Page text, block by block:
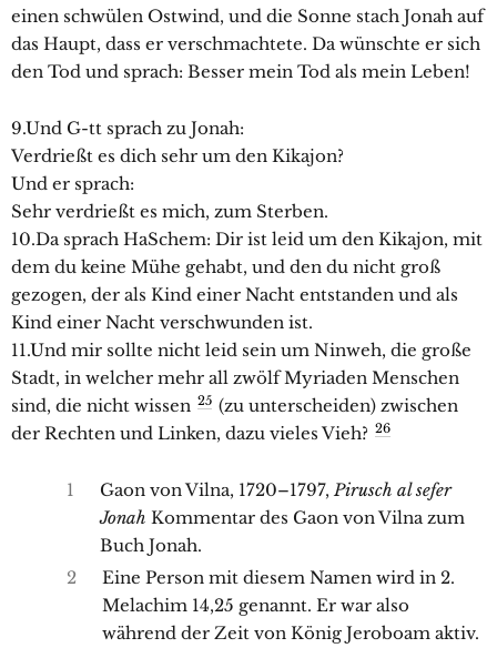
einen schwülen Ostwind, und die Sonne stach Jonah auf
das Haupt, dass er verschmachtete. Da wünschte er sich
den Tod und sprach: Besser mein Tod als mein Leben!
9.Und G-tt sprach zu Jonah:
Verdrießt es dich sehr um den Kikajon?
Und er sprach:
Sehr verdrießt es mich, zum Sterben.
10.Da sprach HaSchem: Dir ist leid um den Kikajon, mit
dem du keine Mühe gehabt, und den du nicht groß
gezogen, der als Kind einer Nacht entstanden und als
Kind einer Nacht verschwunden ist.
11.Und mir sollte nicht leid sein um Ninweh, die große
Stadt, in welcher mehr all zwölf Myriaden Menschen
sind, die nicht wissen 25 (zu unterscheiden) zwischen
der Rechten und Linken, dazu vieles Vieh? 26
1 Gaon von Vilna, 1720–1797,Pirusch al sefer
Jonah Kommentar des Gaon von Vilna zum
Buch Jonah.
2
Eine Person mit diesem Namen wird in 2.
Melachim 14,25 genannt. Er war also
während der Zeit von König Jeroboam aktiv.